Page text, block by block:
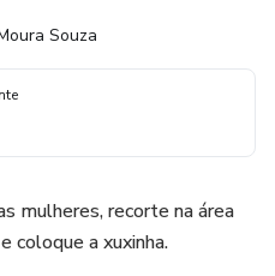
Souza
mulheres, recorte na área
coloque a xuxinha.